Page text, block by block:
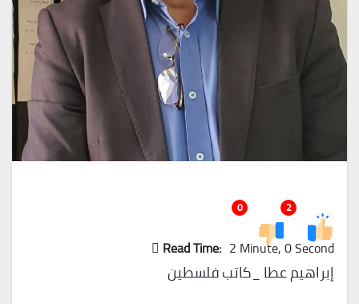
2
0
Read Time: 2 Minute, 0 Second
إبراهيم عطا _كاتب فلسطين